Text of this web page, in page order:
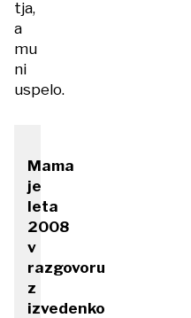
tja,
a
mu
ni
uspelo.
Mama
je
leta
2008
v
razgovoru
z
izvedenko